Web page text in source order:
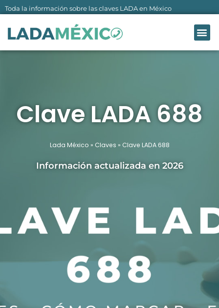
al
contenido
Toda la información sobre las claves LADA en México
Clave LADA 688
Lada México » Claves » Clave LADA 688
Información actualizada en 2026